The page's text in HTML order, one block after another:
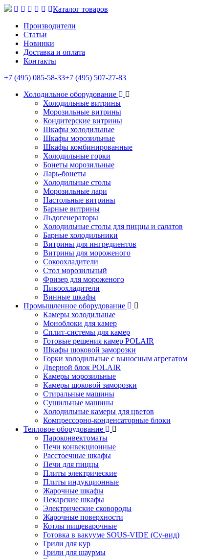
Каталог товаров
Производители
Статьи
Новинки
Доставка и оплата
Контакты
+7 (495) 085-58-33+7 (495) 507-27-83
Холодильное оборудование
Холодильные витрины
Морозильные витрины
Кондитерские витрины
Шкафы холодильные
Шкафы морозильные
Шкафы комбинированные
Холодильные горки
Бонеты морозильные
Ларь-бонеты
Холодильные столы
Морозильные лари
Настольные витрины
Барные витрины
Льдогенераторы
Холодильные столы для пиццы и салатов
Барные холодильники
Витрины для ингредиентов
Витрины для мороженого
Сокоохладители
Стол морозильный
Фризер для мороженого
Пивоохладители
Винные шкафы
Промышленное оборудование
Камеры холодильные
Моноблоки для камер
Сплит-системы для камер
Готовые решения камер POLAIR
Шкафы шоковой заморозки
Горки холодильные с выносным агрегатом
Дверной блок POLAIR
Камеры морозильные
Камеры шоковой заморозки
Стиральные машины
Сушильные машины
Холодильные камеры для цветов
Компрессорно-конденсаторные блоки
Тепловое оборудование
Пароконвектоматы
Печи конвекционные
Расстоечные шкафы
Печи для пиццы
Плиты электрические
Плиты индукционные
Жарочные шкафы
Пекарские шкафы
Электрические сковороды
Жарочные поверхности
Котлы пищеварочные
Готовка в вакууме SOUS-VIDE (Су-вид)
Грили для кур
Грили для шаурмы